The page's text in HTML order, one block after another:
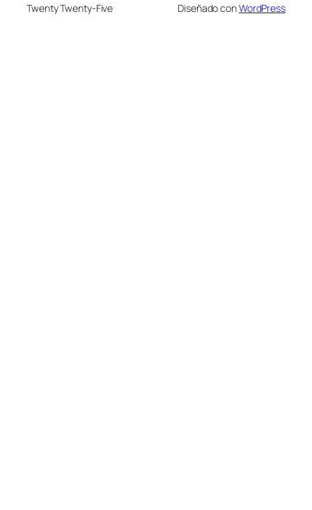
Twenty Twenty-Five Diseñado conWordPress